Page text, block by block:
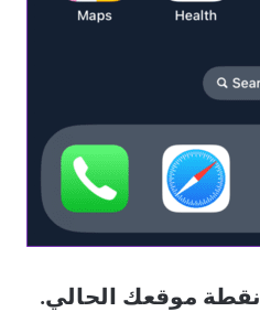
نقطة موقعك الحالي.